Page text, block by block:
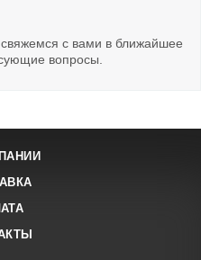
с вами в ближайшее
вопросы.